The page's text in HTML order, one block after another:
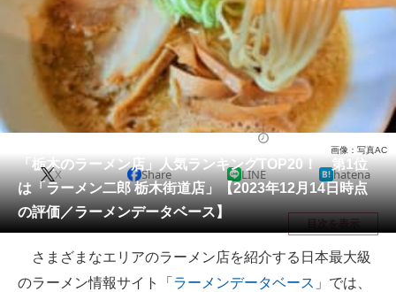
エンタメ クイズ
グルメ 地域
住まい 教育・育児
リサーチ
会員記事
メディア
注目記事を集めた総合ページ
ITの今と未来を見通す
「栃木のラーメン店」人気ランキングTOP20！ 第1位
は「ラーメン二郎 栃木街道店」【2023年12月14日時点
の評価／ラーメンデータベース】
画像：写真AC
X Share LINE hatena
目次を表示
さまざまなエリアのラーメン店を紹介する日本最大級
のラーメン情報サイト「 ラーメンデータベース 」では、